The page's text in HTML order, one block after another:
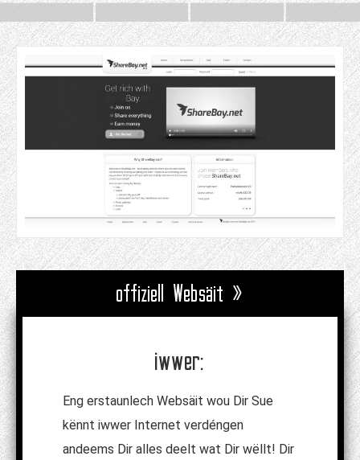
offiziell Websäit »
iwwer:
Eng erstaunlech Websäit wou Dir Sue
kënnt iwwer Internet verdéngen
andeems Dir alles deelt wat Dir wëllt! Dir